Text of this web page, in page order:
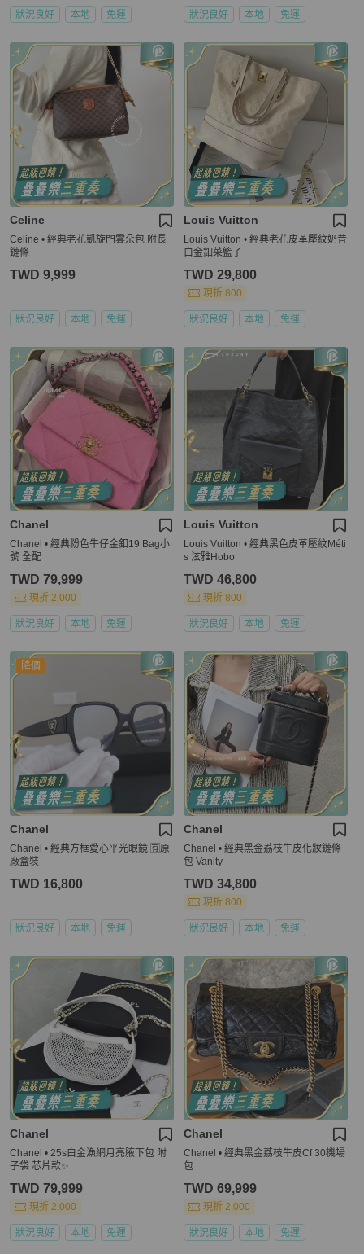
狀況良好 本地 免運 狀況良好 本地 免運
Celine
Celine • 經典老花凱旋門雲朵包 附長
鏈條
TWD 9,999
狀況良好 本地 免運
Louis Vuitton
Louis Vuitton • 經典老花皮革壓紋奶昔
白金釦菜籃子
TWD 29,800
現折 800
狀況良好 本地 免運
Chanel
Chanel • 經典粉色牛仔金釦19 Bag小
號 全配
TWD 79,999
現折 2,000
狀況良好 本地 免運
Louis Vuitton
Louis Vuitton • 經典黑色皮革壓紋Méti
s 泫雅Hobo
TWD 46,800
現折 800
狀況良好 本地 免運
降價
Chanel
Chanel • 經典方框愛心平光眼鏡 🈶原
廠盒裝
TWD 16,800
狀況良好 本地 免運
Chanel
Chanel • 經典黑金荔枝牛皮化妝鏈條
包 Vanity
TWD 34,800
現折 800
狀況良好 本地 免運
Chanel
Chanel • 25s白金漁網月亮腋下包 附
子袋 芯片款✨
TWD 79,999
現折 2,000
狀況良好 本地 免運
Chanel
Chanel • 經典黑金荔枝牛皮Cf 30機場
包
TWD 69,999
現折 2,000
狀況良好 本地 免運